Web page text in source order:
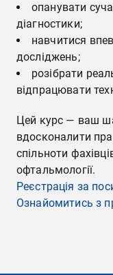
опанувати
діагностики;
навчитися
досліджень;
розібрати
відпрацювати
Цей курс — ваш
вдосконалити
спільноти
офтальмології.
Реєстрація за
Ознайомитись з